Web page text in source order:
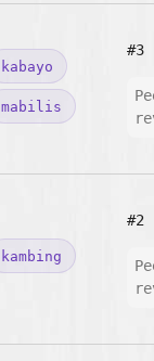
kabayo
mabilis
#3
kambing
#2